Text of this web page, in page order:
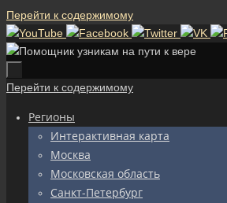
Перейти к содержимому
Перейти к содержимому
Регионы
Интерактивная карта
Москва
Московская область
Санкт-Петербург